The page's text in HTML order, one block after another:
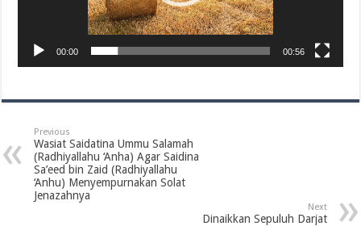
00:00 00:56
Previous
Wasiat Saidatina Ummu Salamah
(Radhiyallahu ‘Anha) Agar Saidina
Sa’eed bin Zaid ‎‎(Radhiyallahu
‘Anhu) Menyempurnakan Solat
Jenazahnya‎
Next
Dinaikkan Sepuluh Darjat